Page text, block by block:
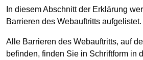
In diesem Abschnitt der Erklärung
Barrieren des Webauftritts aufgelistet.
Alle Barrieren des Webauftritts, auf
befinden, finden Sie in Schriftform in